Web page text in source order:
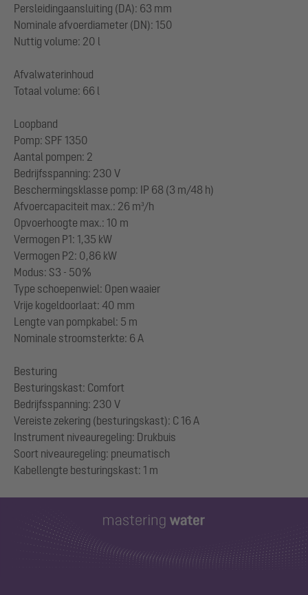
Persleidingaansluiting (DA): 63 mm
Nominale afvoerdiameter (DN): 150
Nuttig volume: 20 l
Afvalwaterinhoud
Totaal volume: 66 l
Loopband
Pomp: SPF 1350
Aantal pompen: 2
Bedrijfsspanning: 230 V
Beschermingsklasse pomp: IP 68 (3 m/48 h)
Afvoercapaciteit max.: 26 m³/h
Opvoerhoogte max.: 10 m
Vermogen P1: 1,35 kW
Vermogen P2: 0,86 kW
Modus: S3 - 50%
Type schoepenwiel: Open waaier
Vrije kogeldoorlaat: 40 mm
Lengte van pompkabel: 5 m
Nominale stroomsterkte: 6 A
Besturing
Besturingskast: Comfort
Bedrijfsspanning: 230 V
Vereiste zekering (besturingskast): C 16 A
Instrument niveauregeling: Drukbuis
Soort niveauregeling: pneumatisch